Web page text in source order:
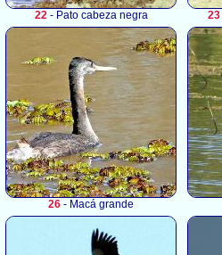
22- Pato cabeza negra 23
26 - Macá grande